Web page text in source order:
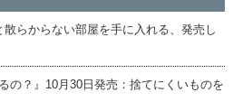
らからない部屋を手に入れる、発売し
の？』10月30日発売：捨てにくいものを